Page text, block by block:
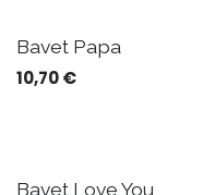
Bavet Papa
10,70€
Bavet Love You